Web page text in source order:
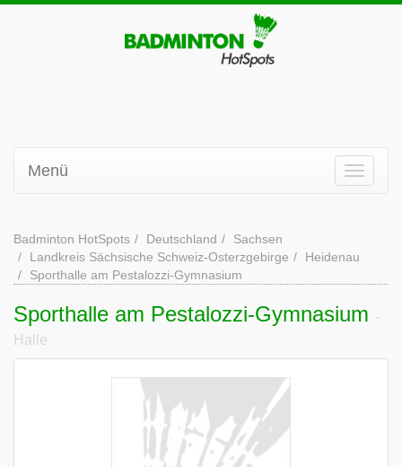
Menü
Badminton HotSpots Deutschland
Sachsen
Landkreis Sächsische Schweiz-Osterzgebirge
Heidenau
Sporthalle am Pestalozzi-Gymnasium
Sporthalle am Pestalozzi-Gymnasium -
Halle